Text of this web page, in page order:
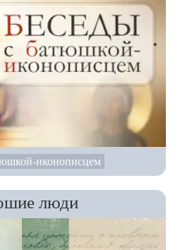
иконописцем
люди